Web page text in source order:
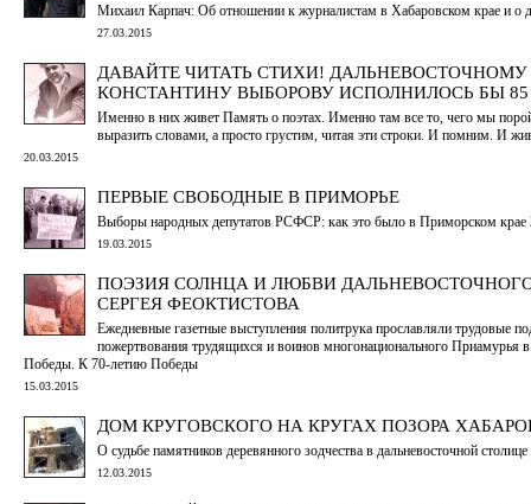
Михаил Карпач: Об отношении к журналистам в Хабаровском крае и о
27.03.2015
ДАВАЙТЕ ЧИТАТЬ СТИХИ!
КОНСТАНТИНУ ВЫБОРОВУ ИСПОЛНИЛОСЬ БЫ 85
Именно в них живет Память о поэтах. Именно там все то, чего мы
выразить словами, а просто грустим, читая эти строки. И помним. И
20.03.2015
ПЕРВЫЕ СВОБОДНЫЕ В ПРИМОРЬЕ
Выборы народных депутатов РСФСР: как это было в Приморском крае
19.03.2015
ПОЭЗИЯ СОЛНЦА И ЛЮБВИ
СЕРГЕЯ ФЕОКТИСТОВА
Ежедневные газетные выступления политрука прославляли трудовые
пожертвования трудящихся и воинов многонационального Приамурья
Победы. К 70-летию Победы
15.03.2015
ДОМ КРУГОВСКОГО НА КРУГАХ ПОЗОРА
О судьбе памятников деревянного зодчества в дальневосточной столице
12.03.2015